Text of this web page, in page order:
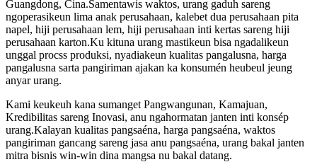
Guangdong, Cina.Samentawis waktos, urang gaduh sareng
ngoperasikeun lima anak perusahaan, kalebet dua perusahaan pita
napel, hiji perusahaan lem, hiji perusahaan inti kertas sareng hiji
perusahaan karton.Ku kituna urang mastikeun bisa ngadalikeun
unggal procss produksi, nyadiakeun kualitas pangalusna, harga
pangalusna sarta pangiriman ajakan ka konsumén heubeul jeung
anyar urang.
Kami keukeuh kana sumanget Pangwangunan, Kamajuan,
Kredibilitas sareng Inovasi, anu ngahormatan janten inti konsép
urang.Kalayan kualitas pangsaéna, harga pangsaéna, waktos
pangiriman gancang sareng jasa anu pangsaéna, urang bakal janten
mitra bisnis win-win dina mangsa nu bakal datang.